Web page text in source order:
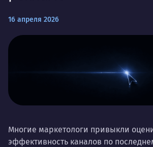
16 апреля 2026
Многие маркетологи привыкли
эффективность каналов по